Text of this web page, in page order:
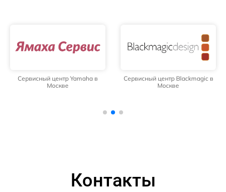
Сервисный центр Yamaha в
Москве
Сервисный центр Blackmagic в
Москве
Контакты